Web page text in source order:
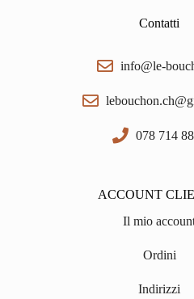
Contatti
info@le-
078 714
ACCOUNT
Il mio
Ordini
Indirizzi